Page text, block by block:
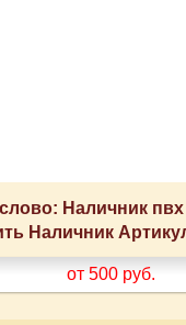
Наличник пвх
Наличник
от 500 руб.